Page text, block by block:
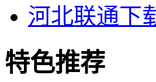
河北联通下
特色推荐